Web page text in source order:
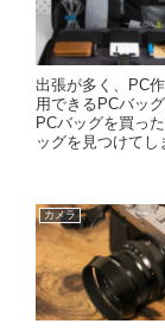
出張が多く、PC
用できるPCバッ
PCバッグを買っ
ッグを見つけてし
カメラ